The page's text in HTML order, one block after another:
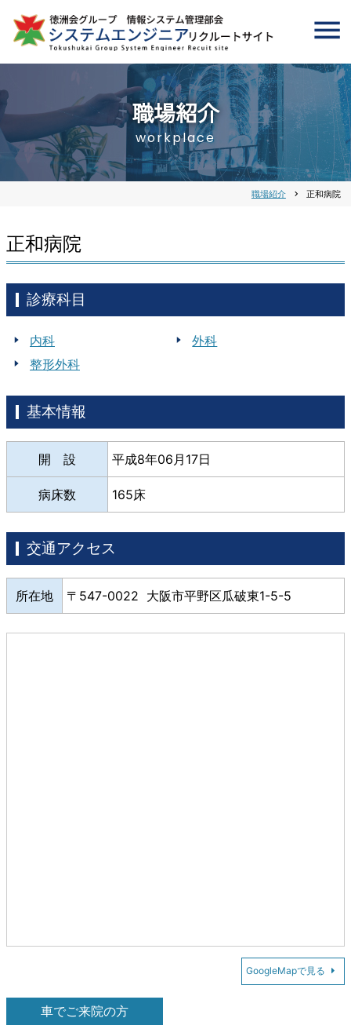
職場紹介
workplace
職場紹介 chevron_right 正和病院
正和病院
診療科目
内科
外科
整形外科
基本情報
開 設 平成8年06月17日
病床数 165床
交通アクセス
所在地 547-0022 大阪市平野区瓜破東1-5-5
GoogleMapで見る
車でご来院の方